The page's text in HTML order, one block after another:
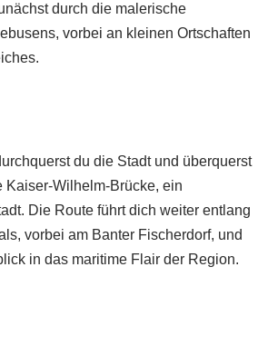
durch die malerische
vorbei an kleinen Ortschaften
du die Stadt und überquerst
Kaiser-Wilhelm-Brücke, ein
Die Route führt dich weiter entlang
vorbei am Banter Fischerdorf, und
in das maritime Flair der Region.